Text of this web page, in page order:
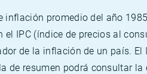
inflación promedio del año
IPC (índice de precios al
de la inflación de un país.
de resumen podrá consultar